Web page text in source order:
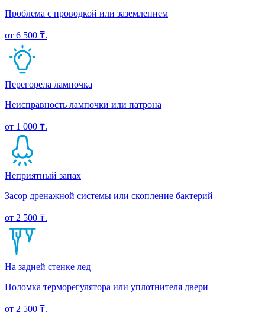
Проблема с проводкой или заземлением
от 6 500 ₸.
Перегорела лампочка
Неисправность лампочки или патрона
от 1 000 ₸.
Неприятный запах
Засор дренажной системы или скопление бактерий
от 2 500 ₸.
На задней стенке лед
Поломка терморегулятора или уплотнителя двери
от 2 500 ₸.